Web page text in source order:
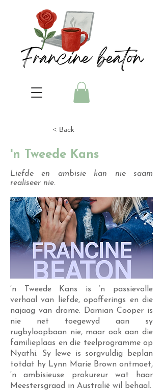
< Back
'n Tweede Kans
Liefde en ambisie kan nie saam
realiseer nie.
‘n Tweede Kans is ‘n passievolle
verhaal van liefde, opofferings en die
najaag van drome. Damian Cooper is
nie net toegewyd aan sy
rugbyloopbaan nie, maar ook aan die
familieplaas en die teelprogramme op
Nyathi. Sy lewe is sorgvuldig beplan
totdat hy Lynn Marie Brown ontmoet,
‘n ambisieuse prokureur wat haar
Meestersgraad in Australië wil behaal.